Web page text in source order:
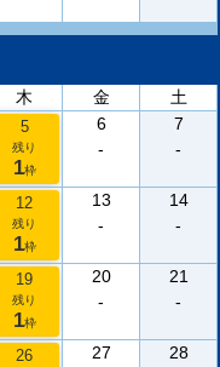
木 金
土
5
残り
1枠
6
-
7
-
12
残り
1枠
13
-
14
-
19
残り
1枠
20
-
21
-
26
27
28